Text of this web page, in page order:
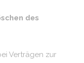
des
Verträgen zur